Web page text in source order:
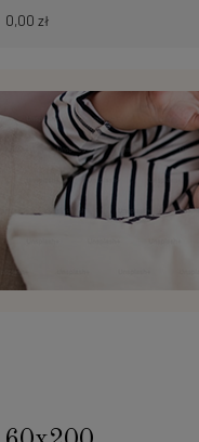
0,00 zł